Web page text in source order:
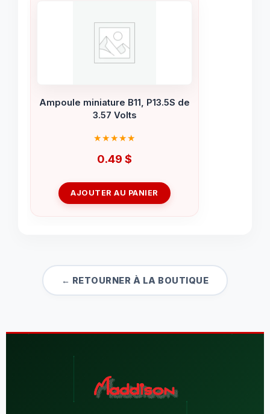
Ampoule miniature B11, P13.5S de
3.57 Volts
0.49 $
AJOUTER AU PANIER
← RETOURNER À LA BOUTIQUE